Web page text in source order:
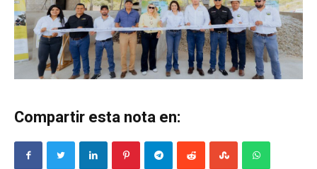
Compartir esta nota en: